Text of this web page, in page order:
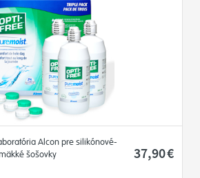
Alcon pre silikónové-
šošovky
37,90€